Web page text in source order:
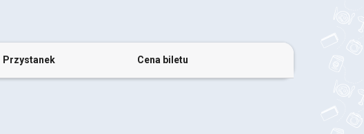
Przystanek Cena biletu